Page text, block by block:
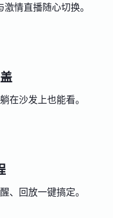
情直播随心切换。
在沙发上也能看。
、回放一键搞定。